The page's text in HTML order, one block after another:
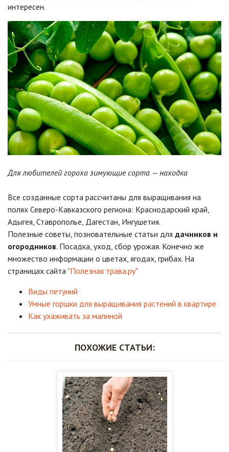
интересен.
Для любителей гороха зимующие сорта — находка
Все созданные сорта рассчитаны для выращивания на
полях Северо-Кавказского региона: Краснодарский край,
Адыгея, Ставрополье, Дагестан, Ингушетия.
Полезные советы, позновательные статьи для дачников и
огородников. Посадка, уход, сбор урожая. Конечно же
множество информации о цветах, ягодах, грибах. На
страницах сайта "Полезная трава.ру"
Виды петуний
Умные горшки для выращивания растений в квартире
Как ухаживать за малиной
ПОХОЖИЕ СТАТЬИ: